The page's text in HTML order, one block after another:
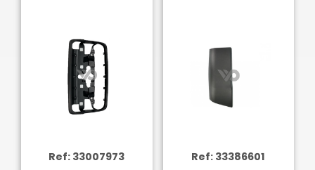
Ref: 33007973 Ref: 33386601